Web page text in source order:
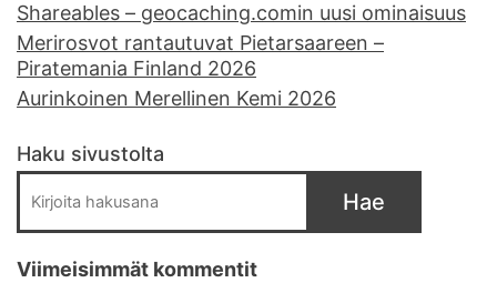
Shareables – geocaching.comin uusi ominaisuus
Merirosvot rantautuvat Pietarsaareen –
Piratemania Finland 2026
Aurinkoinen Merellinen Kemi 2026
Haku sivustolta
Hae
Viimeisimmät kommentit